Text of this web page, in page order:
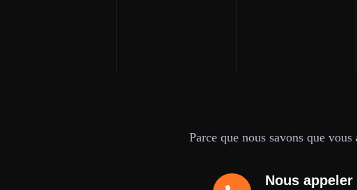
Parce que nous savons que
Nous appeler